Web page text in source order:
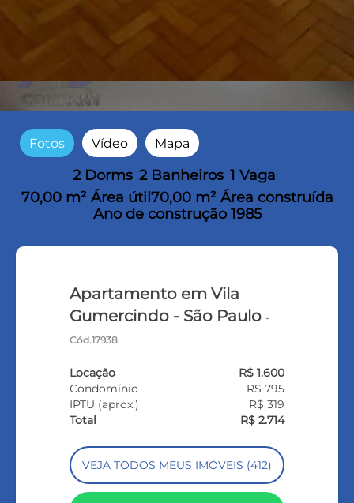
Fotos Vídeo Mapa
2 Dorms 2 Banheiros 1 Vaga
70,00 m² Área útil 70,00 m² Área construída
Ano de construção 1985
Apartamento em Vila
Gumercindo - São Paulo-
Cód.17938
Locação
R$ 1.600
Condomínio
R$ 795
IPTU (aprox.)
R$ 319
Total
R$ 2.714
VEJA TODOS MEUS IMÓVEIS (412)